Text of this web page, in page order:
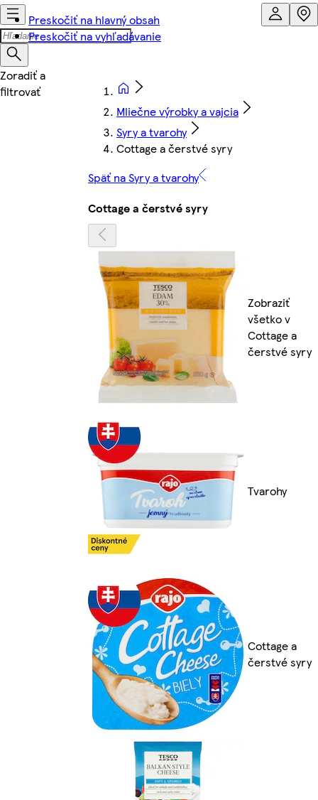
Preskočiť na hlavný obsah
Preskočiť na vyhľadávanie
Mliečne výrobky a vajcia
Syry a tvarohy
Cottage a čerstvé syry
Späť na Syry a tvarohy
Cottage a čerstvé syry
Zobraziť
všetko v
Cottage a
čerstvé syry
Tvarohy
Cottage a
čerstvé syry